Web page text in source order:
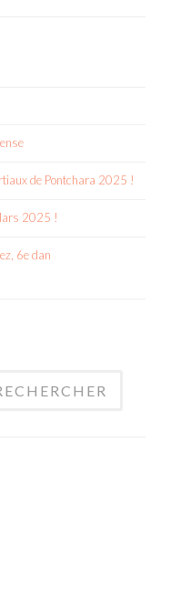
de Pontchara 2025 !
2025 !
6e dan